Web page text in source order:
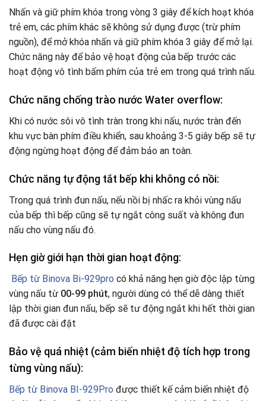
Nhấn và giữ phím khóa trong vòng 3 giây để kích hoạt khóa
trẻ em, các phím khác sẽ không sử dụng được (trừ phím
nguồn), để mở khóa nhấn và giữ phím khóa 3 giây để mở lại.
Chức năng này để bảo vệ hoạt động của bếp trước các
hoạt động vô tình bấm phím của trẻ em trong quá trình nấu.
Chức năng chống trào nước Water overflow:
Khi có nước sôi vô tình tràn trong khi nấu, nước tràn đến
khu vực bàn phím điều khiển, sau khoảng 3-5 giây bếp sẽ tự
động ngừng hoạt động để đảm bảo an toàn.
Chức năng tự động tắt bếp khi không có nồi:
Trong quá trình đun nấu, nếu nồi bị nhấc ra khỏi vùng nấu
của bếp thì bếp cũng sẽ tự ngắt công suất và không đun
nấu cho vùng nấu đó.
Hẹn giờ giới hạn thời gian hoạt động:
Bếp từ Binova Bi-929pro có khả năng hẹn giờ độc lập từng
vùng nấu từ 00-99 phút, người dùng có thể dễ dàng thiết
lập thời gian đun nấu, bếp sẽ tư động ngắt khi hết thời gian
đã được cài đặt
Bảo vệ quá nhiệt (cảm biến nhiệt độ tích hợp trong
từng vùng nấu):
Bếp từ Binova BI-929Pro được thiết kế cảm biến nhiệt độ